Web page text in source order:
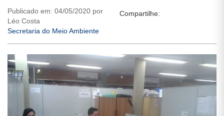
Publicado em: 04/05/2020 por
Léo Costa
Secretaria do Meio Ambiente
Compartilhe: